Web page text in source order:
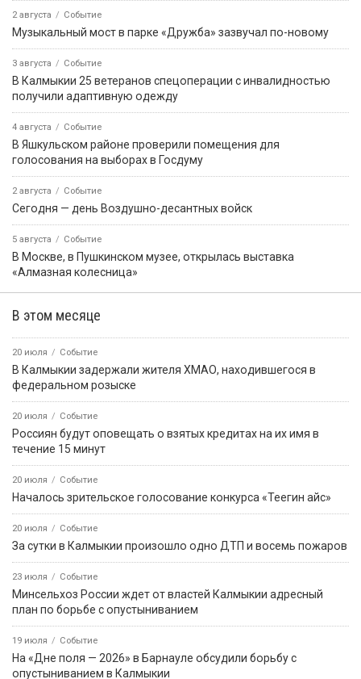
2 августа Событие
Музыкальный мост в парке «Дружба» зазвучал по-новому
3 августа Событие
В Калмыкии 25 ветеранов спецоперации с инвалидностью
получили адаптивную одежду
4 августа Событие
В Яшкульском районе проверили помещения для
голосования на выборах в Госдуму
2 августа Событие
Сегодня — день Воздушно-десантных войск
5 августа Событие
В Москве, в Пушкинском музее, открылась выставка
«Алмазная колесница»
В этом месяце
20 июля Событие
В Калмыкии задержали жителя ХМАО, находившегося в
федеральном розыске
20 июля Событие
Россиян будут оповещать о взятых кредитах на их имя в
течение 15 минут
20 июля Событие
Началось зрительское голосование конкурса «Теегин айс»
20 июля Событие
За сутки в Калмыкии произошло одно ДТП и восемь пожаров
23 июля Событие
Минсельхоз России ждет от властей Калмыкии адресный
план по борьбе с опустыниванием
19 июля Событие
На «Дне поля — 2026» в Барнауле обсудили борьбу с
опустыниванием в Калмыкии